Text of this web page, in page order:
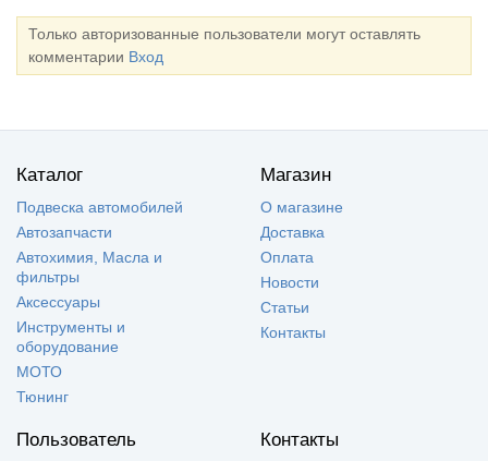
Только авторизованные пользователи могут оставлять
комментарии Вход
Каталог
Подвеска автомобилей
Автозапчасти
Автохимия, Масла и
фильтры
Аксессуары
Инструменты и
оборудование
МОТО
Тюнинг
Магазин
О магазине
Доставка
Оплата
Новости
Статьи
Контакты
Пользователь Контакты